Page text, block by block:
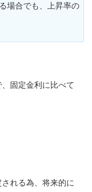
場合でも、上昇率の
固定金利に比べて
れる為、将来的に